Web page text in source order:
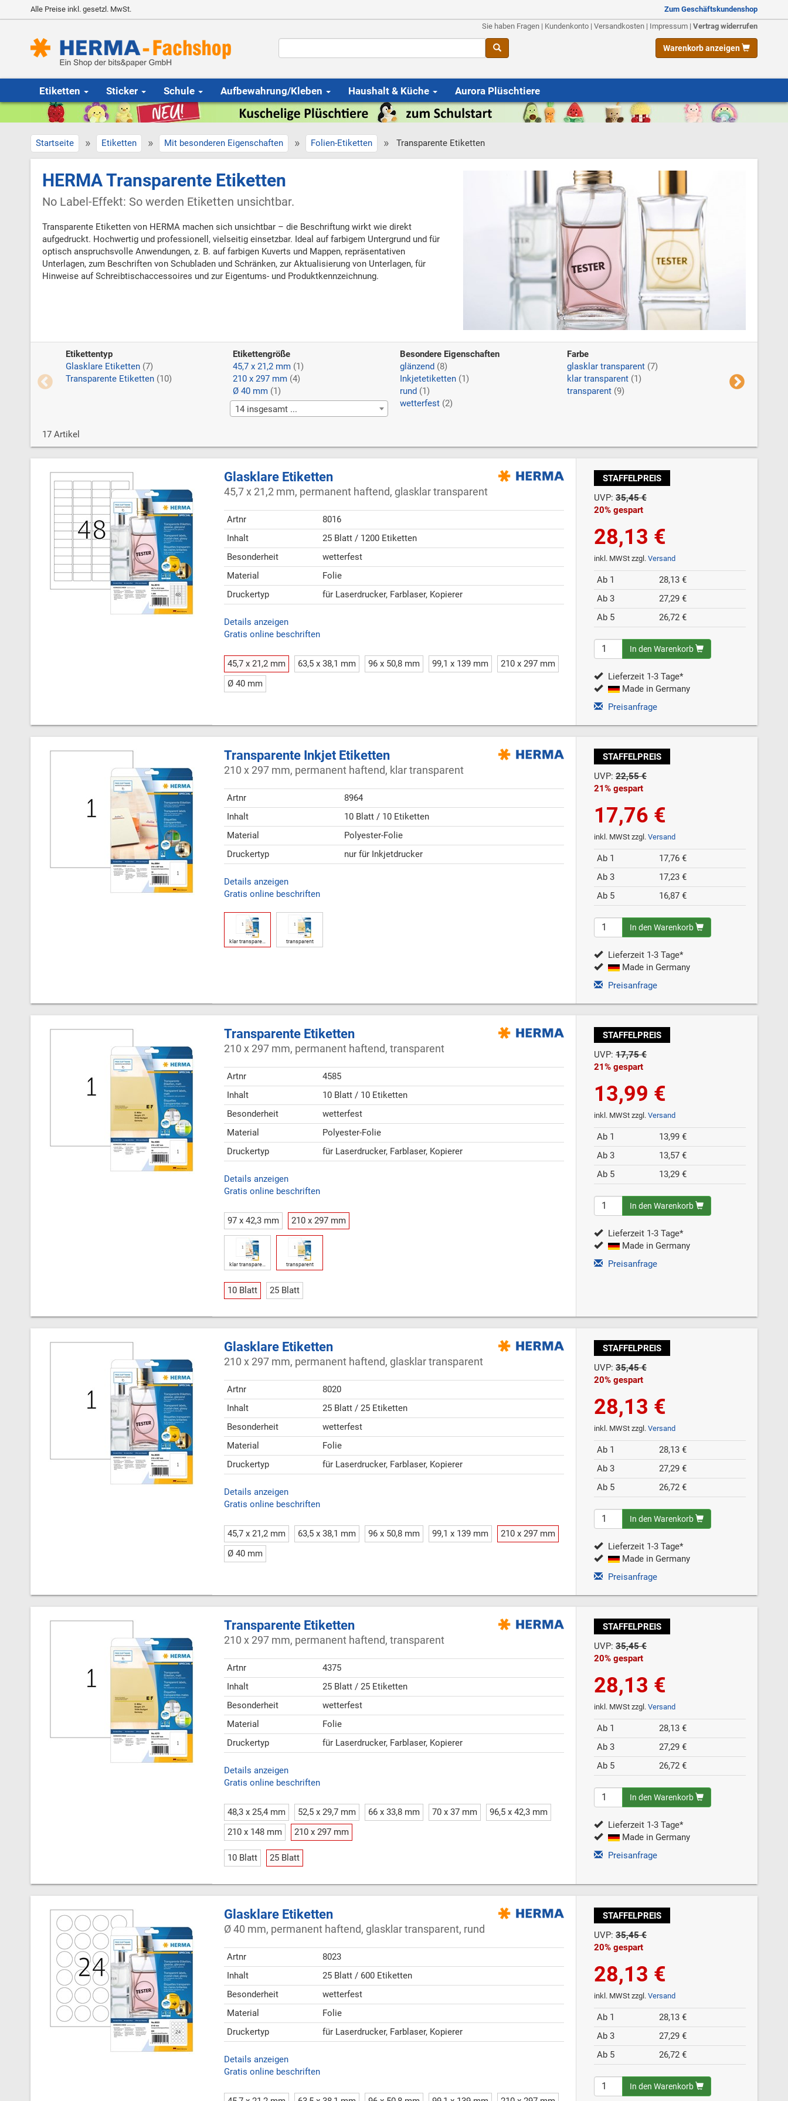
Alle Preise inkl. gesetzl. MwSt.
Zum Geschäftskundenshop
Sie haben Fragen | Kundenkonto | Versandkosten | Impressum | Vertrag widerrufen
Warenkorb anzeigen
Etiketten Sticker Schule Aufbewahrung/Kleben Haushalt & Küche Aurora Plüschtiere
Startseite » Etiketten » Mit besonderen Eigenschaften » Folien-Etiketten » Transparente Etiketten
HERMA Transparente Etiketten
No Label-Effekt: So werden Etiketten unsichtbar.
Transparente Etiketten von HERMA machen sich unsichtbar – die Beschriftung wirkt wie direkt
aufgedruckt. Hochwertig und professionell, vielseitig einsetzbar. Ideal auf farbigem Untergrund und für
optisch anspruchsvolle Anwendungen, z. B. auf farbigen Kuverts und Mappen, repräsentativen
Unterlagen, zum Beschriften von Schubladen und Schränken, zur Aktualisierung von Unterlagen, für
Hinweise auf Schreibtischaccessoires und zur Eigentums- und Produktkennzeichnung.
Etikettentyp
Glasklare Etiketten (7)
Transparente Etiketten (10)
Etikettengröße
45,7 x 21,2 mm (1)
210 x 297 mm (4)
Ø 40 mm (1)
14 insgesamt ...
Besondere Eigenschaften
glänzend (8)
Inkjetetiketten (1)
rund (1)
wetterfest (2)
Farbe
glasklar transparent (7)
klar transparent (1)
transparent (9)
rechteckig,
rund
17 Artikel
Glasklare Etiketten
45,7 x 21,2 mm, permanent haftend, glasklar transparent
Artnr
8016
Inhalt
25 Blatt / 1200 Etiketten
Besonderheit
wetterfest
Material
Folie
Druckertyp
für Laserdrucker, Farblaser, Kopierer
Details anzeigen
Gratis online beschriften
45,7 x 21,2 mm 63,5 x 38,1 mm 96 x 50,8 mm 99,1 x 139 mm
210 x 297 mm
Ø 40 mm
STAFFELPREIS
UVP: 35,45 €
20% gespart
28,13 €
inkl. MWSt zzgl. Versand
Ab 1
28,13 €
Ab 3
27,29 €
Ab 5
26,72 €
In den Warenkorb
Lieferzeit 1-3 Tage*
Made in Germany
Preisanfrage
Transparente Inkjet Etiketten
210 x 297 mm, permanent haftend, klar transparent
Artnr
8964
Inhalt
10 Blatt / 10 Etiketten
Material
Polyester-Folie
Druckertyp
nur für Inkjetdrucker
Details anzeigen
Gratis online beschriften
klar transpare… transparent
STAFFELPREIS
UVP: 22,55 €
21% gespart
17,76 €
inkl. MWSt zzgl. Versand
Ab 1
17,76 €
Ab 3
17,23 €
Ab 5
16,87 €
In den Warenkorb
Lieferzeit 1-3 Tage*
Made in Germany
Preisanfrage
Transparente Etiketten
210 x 297 mm, permanent haftend, transparent
Artnr
4585
Inhalt
10 Blatt / 10 Etiketten
Besonderheit
wetterfest
Material
Polyester-Folie
Druckertyp
für Laserdrucker, Farblaser, Kopierer
Details anzeigen
Gratis online beschriften
97 x 42,3 mm 210 x 297 mm
klar transpare… transparent
10 Blatt 25 Blatt
STAFFELPREIS
UVP: 17,75 €
21% gespart
13,99 €
inkl. MWSt zzgl. Versand
Ab 1
13,99 €
Ab 3
13,57 €
Ab 5
13,29 €
In den Warenkorb
Lieferzeit 1-3 Tage*
Made in Germany
Preisanfrage
Glasklare Etiketten
210 x 297 mm, permanent haftend, glasklar transparent
Artnr
8020
Inhalt
25 Blatt / 25 Etiketten
Besonderheit
wetterfest
Material
Folie
Druckertyp
für Laserdrucker, Farblaser, Kopierer
Details anzeigen
Gratis online beschriften
45,7 x 21,2 mm 63,5 x 38,1 mm 96 x 50,8 mm 99,1 x 139 mm
210 x 297 mm
Ø 40 mm
STAFFELPREIS
UVP: 35,45 €
20% gespart
28,13 €
inkl. MWSt zzgl. Versand
Ab 1
28,13 €
Ab 3
27,29 €
Ab 5
26,72 €
In den Warenkorb
Lieferzeit 1-3 Tage*
Made in Germany
Preisanfrage
Transparente Etiketten
210 x 297 mm, permanent haftend, transparent
Artnr
4375
Inhalt
25 Blatt / 25 Etiketten
Besonderheit
wetterfest
Material
Folie
Druckertyp
für Laserdrucker, Farblaser, Kopierer
Details anzeigen
Gratis online beschriften
48,3 x 25,4 mm 52,5 x 29,7 mm 66 x 33,8 mm 70 x 37 mm
96,5 x 42,3 mm
210 x 148 mm
210 x 297 mm
10 Blatt 25 Blatt
STAFFELPREIS
UVP: 35,45 €
20% gespart
28,13 €
inkl. MWSt zzgl. Versand
Ab 1
28,13 €
Ab 3
27,29 €
Ab 5
26,72 €
In den Warenkorb
Lieferzeit 1-3 Tage*
Made in Germany
Preisanfrage
Glasklare Etiketten
Ø 40 mm, permanent haftend, glasklar transparent, rund
Artnr
8023
Inhalt
25 Blatt / 600 Etiketten
Besonderheit
wetterfest
Material
Folie
Druckertyp
für Laserdrucker, Farblaser, Kopierer
Details anzeigen
Gratis online beschriften
STAFFELPREIS
UVP: 35,45 €
20% gespart
28,13 €
inkl. MWSt zzgl. Versand
Ab 1
28,13 €
Ab 3
27,29 €
Ab 5
26,72 €
In den Warenkorb